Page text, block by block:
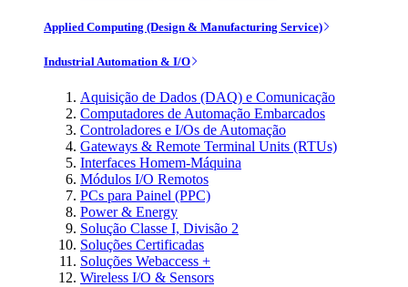
Applied Computing (Design & Manufacturing Service)
Industrial Automation & I/O
Aquisição de Dados (DAQ) e Comunicação
Computadores de Automação Embarcados
Controladores e I/Os de Automação
Gateways & Remote Terminal Units (RTUs)
Interfaces Homem-Máquina
Módulos I/O Remotos
PCs para Painel (PPC)
Power & Energy
Solução Classe I, Divisão 2
Soluções Certificadas
Soluções Webaccess +
Wireless I/O & Sensors